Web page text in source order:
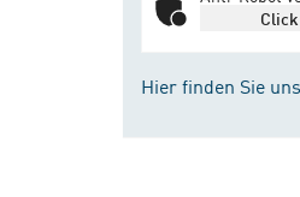
Hier finden Sie